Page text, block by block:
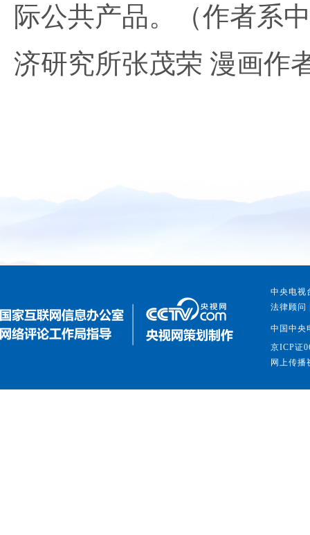
际公共产品。（作者系
济研究所张茂荣 漫画作
中央电视
法律顾问
中国中央
京ICP证
网上传播